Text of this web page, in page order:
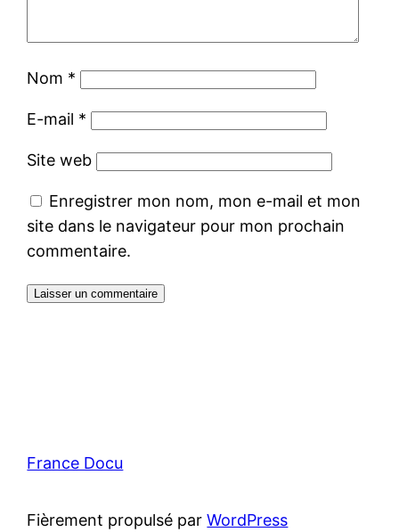
Nom *
E-mail *
Site web
Enregistrer mon nom, mon e-mail et mon
site dans le navigateur pour mon prochain
commentaire.
France Docu
Fièrement propulsé parWordPress